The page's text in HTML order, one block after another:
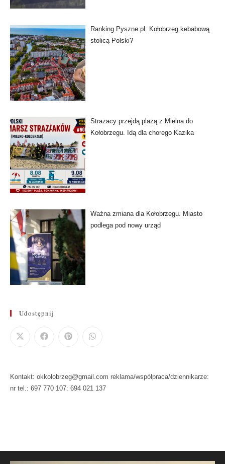
Ranking Pyszne.pl: Kołobrzeg kebabową
stolicą Polski?
Strażacy przejdą plażą z Mielna do
Kołobrzegu. Idą dla chorego Kazika
Ważna zmiana dla Kołobrzegu. Miasto
podlega pod nowy urząd
Udostępnij
Kontakt: okkolobrzeg@gmail.com reklama/współpraca/dziennikarze:
nr tel.: 697 770 107: 694 021 137